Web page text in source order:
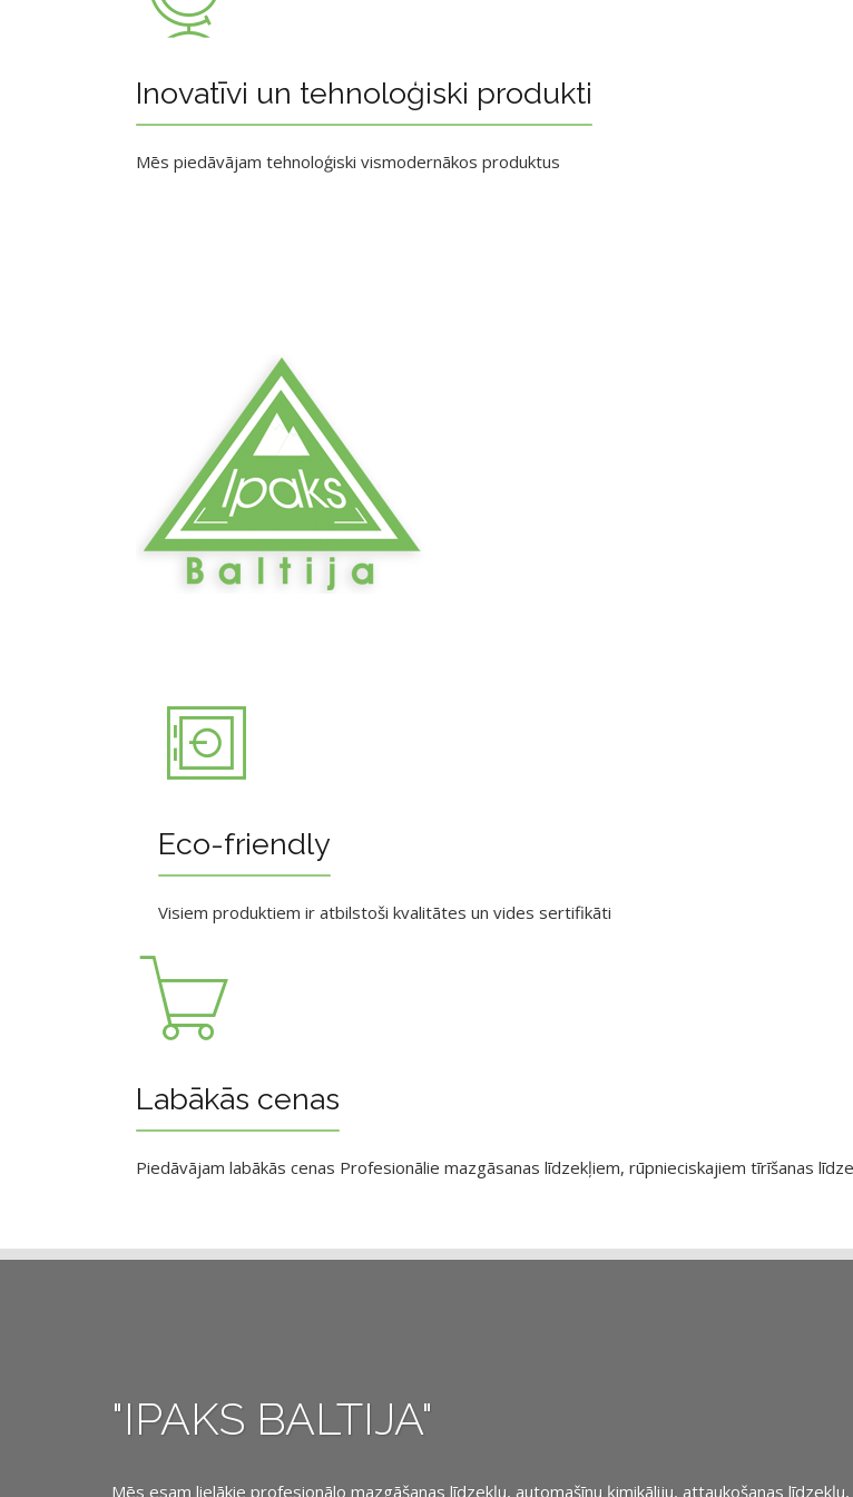
Inovatīvi un tehnoloģiski produkti
Mēs piedāvājam tehnoloģiski vismodernākos produktus
Eco-friendly
Visiem produktiem ir atbilstoši kvalitātes un vides sertifikāti
Labākās cenas
Piedāvājam labākās cenas Profesionālie mazgāsanas līdzekļiem, rūpnieciskajiem tīrīšanas
"IPAKS BALTIJA"
Mēs esam lielākie profesionālo mazgāšanas līdzekļu, automašīnu ķimikāliju, attaukošanas